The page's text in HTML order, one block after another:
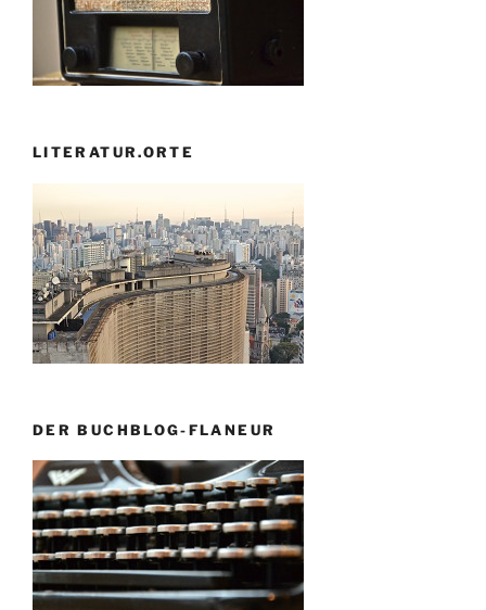
LITERATUR.ORTE
DER BUCHBLOG-FLANEUR